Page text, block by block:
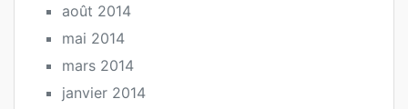
août 2014
mai 2014
mars 2014
janvier 2014